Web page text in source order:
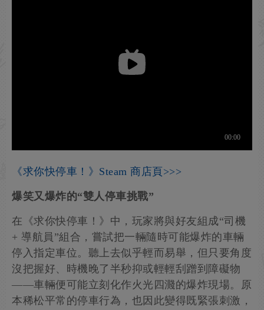
《求你快停車！》Steam 商店頁>>>
爆笑又爆炸的“雙人停車挑戰”
在《求你快停車！》中，玩家將與好友組成“司機
+ 導航員”組合，嘗試把一輛隨時可能爆炸的車輛
停入指定車位。聽上去似乎輕而易舉，但只要角度
沒把握好、時機晚了半秒抑或輕輕刮蹭到障礙物
——車輛便可能立刻化作火光四濺的爆炸現場。原
本稀松平常的停車行為，也因此變得既緊張刺激，